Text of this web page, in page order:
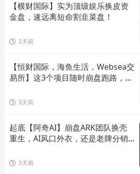
【横财国际】实为顶级娱乐换皮资
金盘，速远离短命割韭菜盘！
3天前
【恒财国际，海鱼生活，Websea交
易所】这3个项目随时崩盘跑路，赶
3天前
起底【阿奇AI】崩盘ARK团队换壳
重生，AI风口外衣，还是老牌分销
3天前